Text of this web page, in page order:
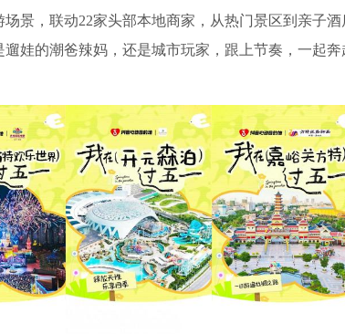
景，联动22家头部本地商家，从热门景区到亲子酒
娃的潮爸辣妈，还是城市玩家，跟上节奏，一起奔